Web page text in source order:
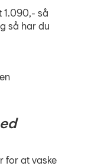
1.090,- så
så har du
for at vaske